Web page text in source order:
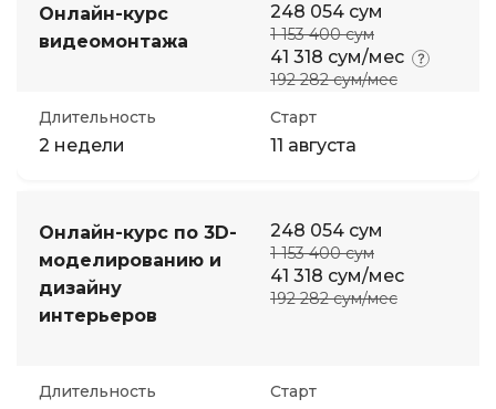
Онлайн-курс
видеомонтажа
248 054 сум
1 153 400 сум
41 318 сум/мес
192 282 сум/мес
Длительность
2 недели
Старт
11 августа
Онлайн-курс по 3D-
моделированию и
дизайну
интерьеров
248 054 сум
1 153 400 сум
41 318 сум/мес
192 282 сум/мес
Длительность Старт